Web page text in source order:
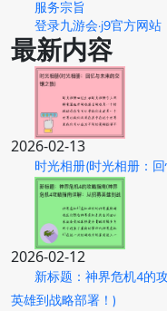
服务宗旨
登录九游会·j9官方网站
最新内容
2026-02-13
时光相册(时光相册：
2026-02-12
新标题：神界危机4的
英雄到战略部署！)